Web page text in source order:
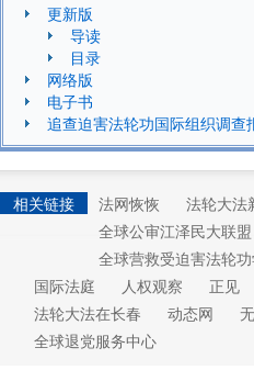
更新版
导读
目录
网络版
电子书
追查迫害法轮功国际组织调查
相关链接 法网恢恢 法轮大法
全球公审江泽民大联盟
全球营救受迫害法轮
国际法庭
人权观察 正见
法轮大法在长春
动态网
全球退党服务中心